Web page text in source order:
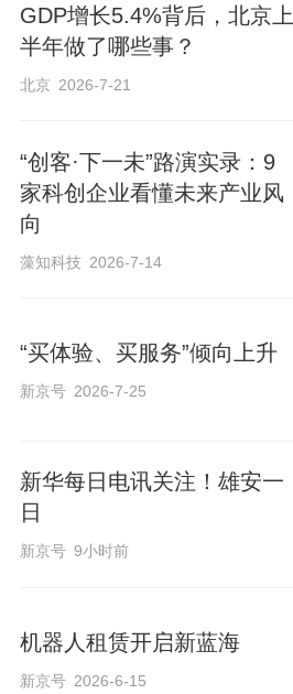
GDP增长5.4%背后，北京上
半年做了哪些事？
北京 2026-7-21
“创客·下一未”路演实录：9
家科创企业看懂未来产业风
向
藻知科技 2026-7-14
“买体验、买服务”倾向上升
新京号 2026-7-25
新华每日电讯关注！雄安一
日
新京号 9小时前
机器人租赁开启新蓝海
新京号 2026-6-15